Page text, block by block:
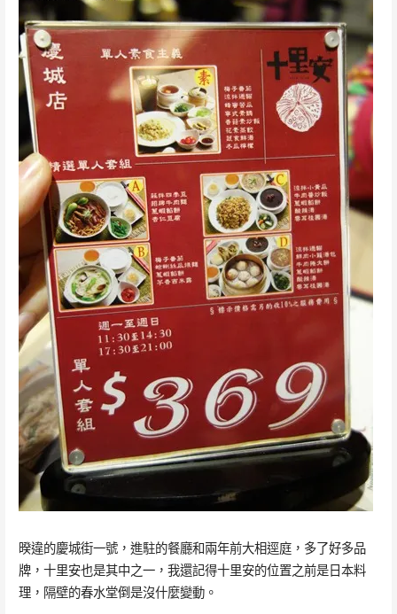
暌違的慶城街一號，進駐的餐廳和兩年前大相逕庭，多了好多品
牌，十里安也是其中之一，我還記得十里安的位置之前是日本料
理，隔壁的春水堂倒是沒什麼變動。